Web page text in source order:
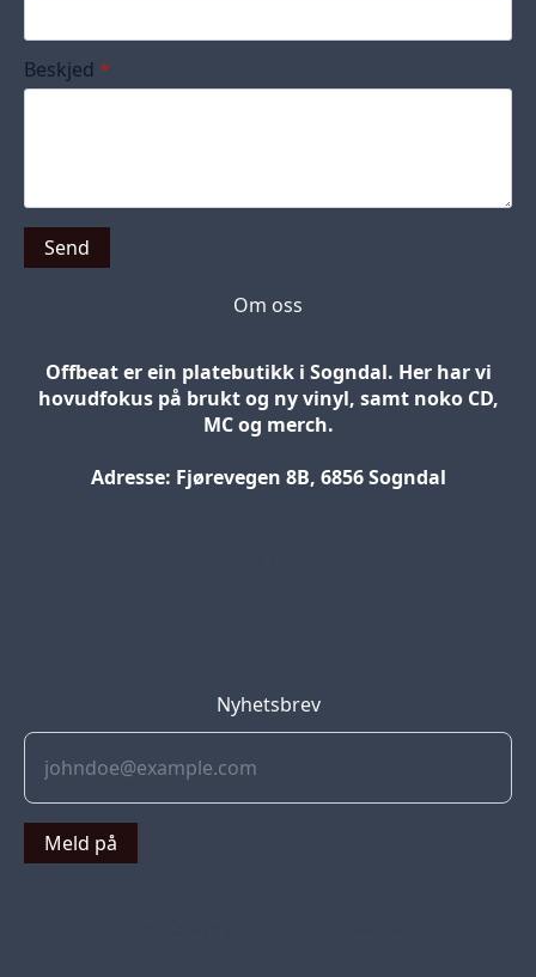
Beskjed *
Send
Om oss
Offbeat er ein platebutikk i Sogndal. Her har vi
hovudfokus på brukt og ny vinyl, samt noko CD,
MC og merch.
Adresse: Fjørevegen 8B, 6856 Sogndal
Nyhetsbrev
Meld på